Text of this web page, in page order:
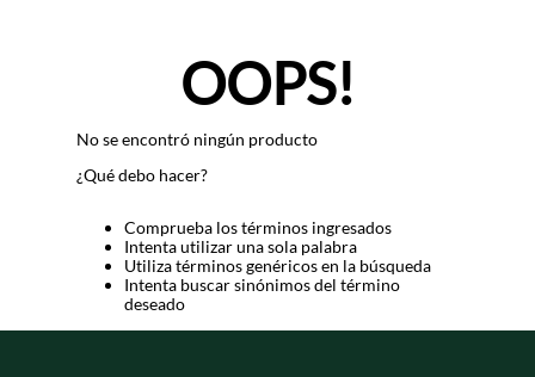
OOPS!
No se encontró ningún producto
¿Qué debo hacer?
Comprueba los términos ingresados
Intenta utilizar una sola palabra
Utiliza términos genéricos en la búsqueda
Intenta buscar sinónimos del término
deseado